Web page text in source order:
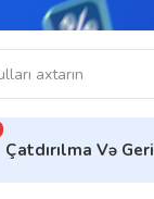
Çatdırılma Və